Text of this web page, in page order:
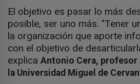
El objetivo es pasar lo más
posible, ser uno más. "Tener
la organización que aporte
con el objetivo de
explica Antonio Cera, profesor
la Universidad Miguel de